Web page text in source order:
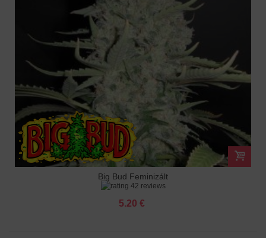
Big Bud Feminizált
42 reviews
5.20 €